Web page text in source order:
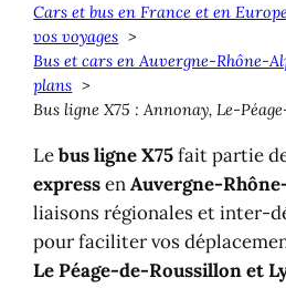
Cars et bus en France et en
vos voyages
Bus et cars en Auvergne-Rhône-
plans
Bus ligne X75 : Annonay, Le-
Lebus ligne X75fait partie
expressenAuvergne-
liaisons régionales et inter-
pour faciliter vos
Le Péage-de-Roussillon et